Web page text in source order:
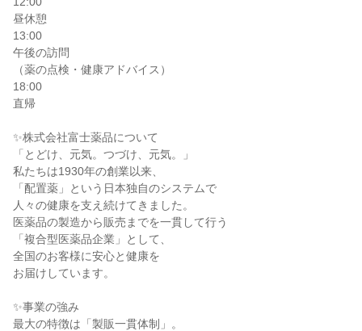
昼休憩
13:00
午後の訪問
（薬の点検・健康アドバイス）
18:00
直帰
✨株式会社富士薬品について
「とどけ、元気。つづけ、元気。」
私たちは1930年の創業以来、
「配置薬」という日本独自のシステムで
人々の健康を支え続けてきました。
医薬品の製造から販売までを一貫して行う
「複合型医薬品企業」として、
全国のお客様に安心と健康を
お届けしています。
✨事業の強み
最大の特徴は「製販一貫体制」。